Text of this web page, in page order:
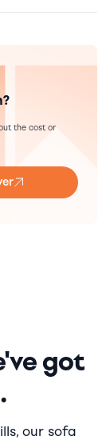
the cost or
got
our sofa